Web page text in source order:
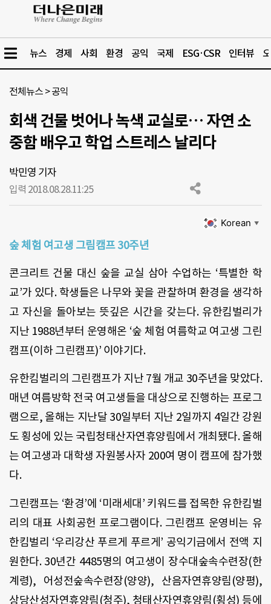
뉴스 경제 사회 환경 공익 국제 ESG·CSR 인터뷰
전체뉴스 >공익
회색 건물 벗어나 녹색 교실로… 자연 소
중함 배우고 학업 스트레스 날리다
박민영 기자
입력 2018.08.28.11:25
Korean ▼
숲 체험 여고생 그림캠프 30주년
콘크리트 건물 대신 숲을 교실 삼아 수업하는 ‘특별한 학
교’가 있다. 학생들은 나무와 꽃을 관찰하며 환경을 생각하
고 자신을 돌아보는 뜻깊은 시간을 갖는다. 유한킴벌리가
지난 1988년부터 운영해온 ‘숲 체험 여름학교 여고생 그린
캠프(이하 그린캠프)’ 이야기다.
유한킴벌리의 그린캠프가 지난 7월 개교 30주년을 맞았다.
매년 여름방학 전국 여고생들을 대상으로 진행하는 프로그
램으로, 올해는 지난달 30일부터 지난 2일까지 4일간 강원
도 횡성에 있는 국립청태산자연휴양림에서 개최됐다.올해
는 여고생과 대학생 자원봉사자 200여 명이 캠프에 참가했
다.
그린캠프는 ‘환경’에 ‘미래세대 ’ 키워드를 접목한 유한킴벌
리의 대표 사회공헌 프로그램이다. 그린캠프 운영비는 유
한킴벌리 ‘우리강산 푸르게 푸르게 ’ 공익기금에서 전액 지
원한다. 30년간 4485명의 여고생이 장수대숲속수련장(한
계령), 어성전숲속수련장(양양), 산음자연휴양림(양평),
상당산성자연휴양림(청주), 청태산자연휴양림(횡성) 등에